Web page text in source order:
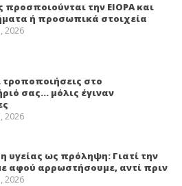
την EIOPA και
ή προσωπικά στοιχεία
2026
τροποποιήσεις στο
σας… μόλις έγιναν
2026
υγείας ως πρόληψη: Γιατί την
αφού αρρωστήσουμε, αντί πριν
2026